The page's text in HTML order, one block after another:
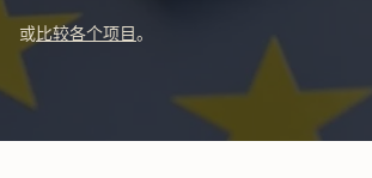
或比较各个项目。